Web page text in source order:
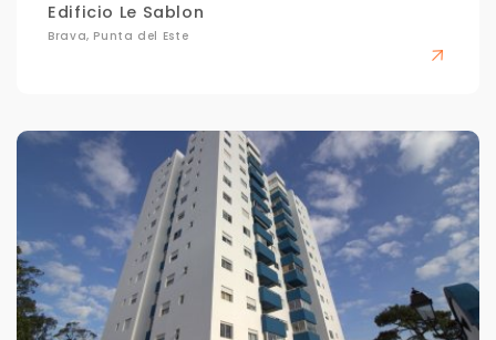
Edificio Le Sablon
Brava, Punta del Este